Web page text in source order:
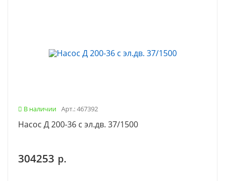
В наличии Арт.: 467392
Насос Д 200-36 с эл.дв. 37/1500
304253 р.